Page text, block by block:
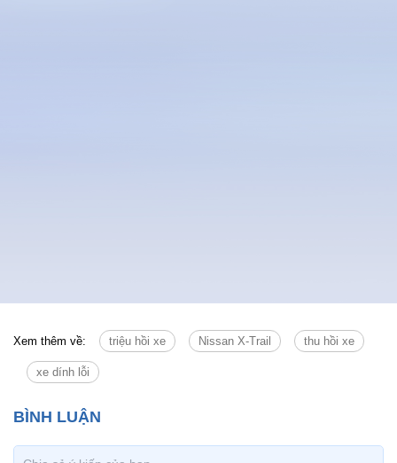
Xem thêm về: triệu hồi xe Nissan X-Trail thu hồi xe
xe dính lỗi